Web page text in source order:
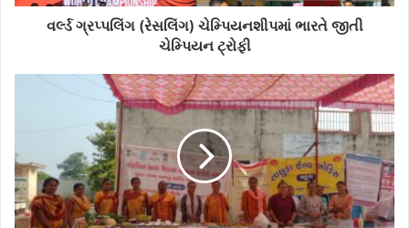
વર્લ્ડ ગ્રપ્પલિંગ (રેસલિંગ) ચેમ્પિયનશીપમાં ભારતે જીતી
ચેમ્પિયન ટ્રોફી